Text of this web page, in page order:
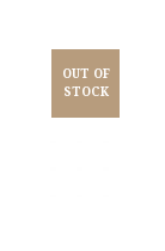
OUT OF
STOCK